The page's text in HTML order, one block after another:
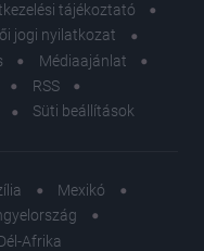
tájékoztató
jogi nyilatkozat
Médiaajánlat
RSS
Süti beállítások
Mexikó
Afrika